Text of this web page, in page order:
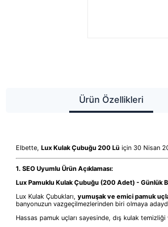
Ürün Özellikleri
Elbette, Lux Kulak Çubuğu 200 Lü için 30 Nisan
1. SEO Uyumlu Ürün Açıklaması:
Lux Pamuklu Kulak Çubuğu (200 Adet) - Günlük
Lux Kulak Çubukları, yumuşak ve emici pamuk
banyonuzun vazgeçilmezlerinden biri olmaya
Hassas pamuk uçları sayesinde, dış kulak